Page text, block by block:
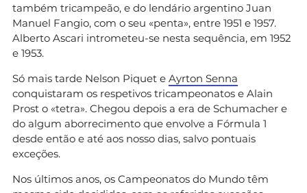
também tricampeão, e do lendário argentino Juan
Manuel Fangio, com o seu «penta», entre 1951 e 1957.
Alberto Ascari intrometeu-se nesta sequência, em 1952
e 1953.
Só mais tarde Nelson Piquet e Ayrton Senna
conquistaram os respetivos tricampeonatos e Alain
Prost o «tetra». Chegou depois a era de Schumacher e
do algum aborrecimento que envolve a Fórmula 1
desde então e até aos nosso dias, salvo pontuais
exceções.
Nos últimos anos, os Campeonatos do Mundo têm